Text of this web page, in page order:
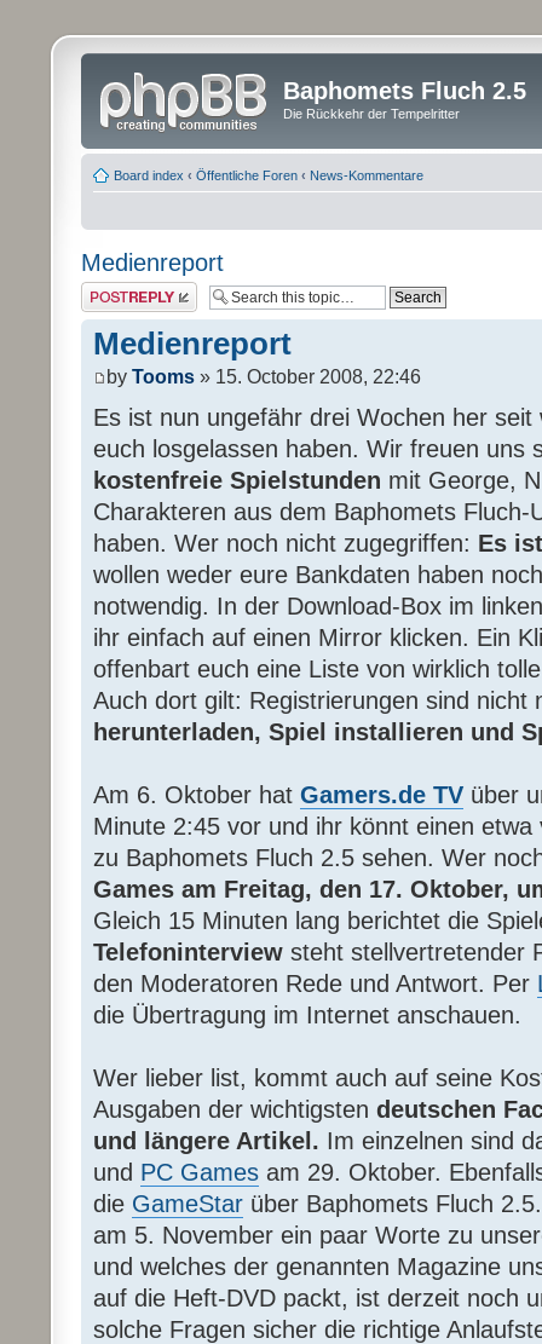
Baphomets Fluch 2.5
Die Rückkehr der Tempelritter
Board index ‹ Öffentliche Foren ‹ News-Kommentare
Medienreport
Post a reply
Medienreport
by Tooms » 15. October 2008, 22:46
Es ist nun ungefähr drei Wochen her
euch losgelassen haben. Wir freuen uns
kostenfreie Spielstunden mit George,
Charakteren aus dem Baphomets Fluch-
haben. Wer noch nicht zugegriffen: Es
wollen weder eure Bankdaten haben
notwendig. In der Download-Box im
ihr einfach auf einen Mirror klicken. Ein
offenbart euch eine Liste von wirklich
Auch dort gilt: Registrierungen sind nicht
herunterladen, Spiel installieren und
Am 6. Oktober hat Gamers.de TV über
Minute 2:45 vor und ihr könnt einen
zu Baphomets Fluch 2.5 sehen. Wer
Games am Freitag, den 17. Oktober,
Gleich 15 Minuten lang berichtet die
Telefoninterview steht stellvertretender
den Moderatoren Rede und Antwort. Per
die Übertragung im Internet anschauen.
Wer lieber list, kommt auch auf seine
Ausgaben der wichtigsten deutschen
und längere Artikel. Im einzelnen sind
und PC Games am 29. Oktober.
die GameStar über Baphomets Fluch
am 5. November ein paar Worte zu
und welches der genannten Magazine
auf die Heft-DVD packt, ist derzeit noch
solche Fragen sicher die richtige